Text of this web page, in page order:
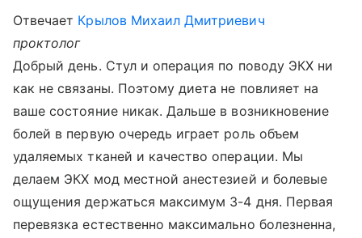
Отвечает Крылов Михаил Дмитриевич
проктолог
Добрый день. Стул и операция по поводу ЭКХ ни
как не связаны. Поэтому диета не повлияет на
ваше состояние никак. Дальше в возникновение
болей в первую очередь играет роль объем
удаляемых тканей и качество операции. Мы
делаем ЭКХ мод местной анестезией и болевые
ощущения держаться максимум 3-4 дня. Первая
перевязка естественно максимально болезненна,